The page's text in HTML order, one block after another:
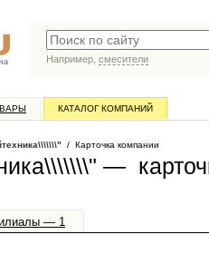
Например, смесители
КАТАЛОГ КОМПАНИЙ
/ Карточка компании
—
— 1